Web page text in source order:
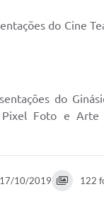
do Cine
do
Foto e Arte
17/10/2019 122